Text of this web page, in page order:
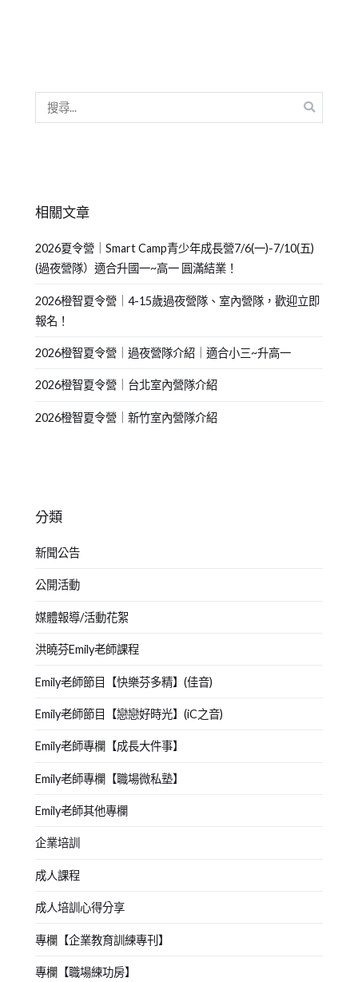
相關文章
2026夏令營｜Smart Camp青少年成長營7/6(一)-7/10(五)
(過夜營隊）適合升國一~高一 圓滿結業！
2026橙智夏令營｜4-15歲過夜營隊、室內營隊，歡迎立即
報名！
2026橙智夏令營｜過夜營隊介紹｜適合小三~升高一
2026橙智夏令營｜台北室內營隊介紹
2026橙智夏令營｜新竹室內營隊介紹
分類
新聞公告
公開活動
媒體報導/活動花絮
洪曉芬Emily老師課程
Emily老師節目【快樂芬多精】(佳音)
Emily老師節目【戀戀好時光】(iC之音)
Emily老師專欄【成長大件事】
Emily老師專欄【職場微私塾】
Emily老師其他專欄
企業培訓
成人課程
成人培訓心得分享
專欄【企業教育訓練專刊】
專欄【職場練功房】